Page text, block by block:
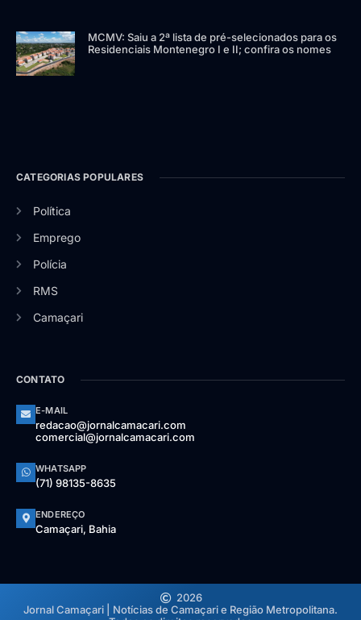
MCMV: Saiu a 2ª lista de pré-selecionados para os
Residenciais Montenegro I e II; confira os nomes
CATEGORIAS POPULARES
Política
Emprego
Polícia
RMS
Camaçari
CONTATO
E-MAIL
redacao@jornalcamacari.com
comercial@jornalcamacari.com
WHATSAPP
(71) 98135-8635
ENDEREÇO
Camaçari, Bahia
2026
Jornal Camaçari | Notícias de Camaçari e Região Metropolitana.